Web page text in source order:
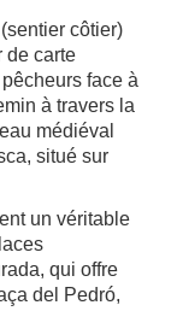
côtier)
de carte
face à
à travers la
médiéval
situé sur
un véritable
qui offre
del Pedró,